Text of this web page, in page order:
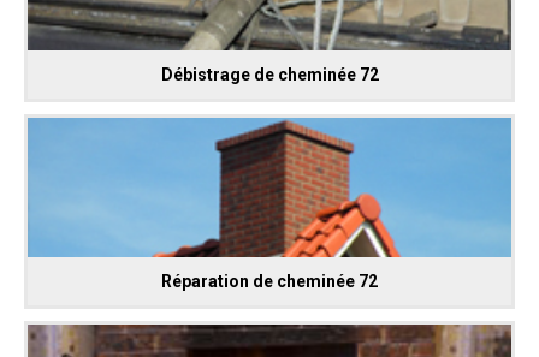
Débistrage de cheminée 72
Réparation de cheminée 72